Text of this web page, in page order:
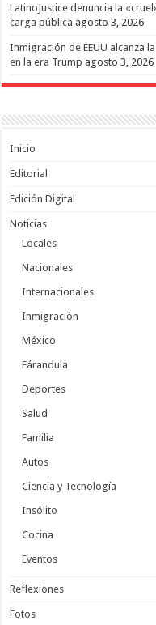
LatinoJustice denuncia la
carga pública agosto 3, 2026
Inmigración de EEUU alcanza
en la era Trump agosto 3, 2026
Inicio
Editorial
Edición Digital
Noticias
Locales
Nacionales
Internacionales
Inmigración
México
Fárandula
Deportes
Salud
Familia
Autos
Ciencia y Tecnología
Insólito
Cocina
Eventos
Reflexiones
Fotos